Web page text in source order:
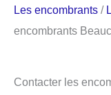
Les encombrants /
encombrants
Contacter les